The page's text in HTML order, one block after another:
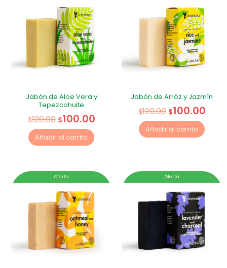
Jabón de Aloe Vera y
Tepezcohuite
$120.00 $100.00
Añadir al carrito
Jabón de Arróz y Jazmín
$120.00 $100.00
Añadir al carrito
Oferta Oferta